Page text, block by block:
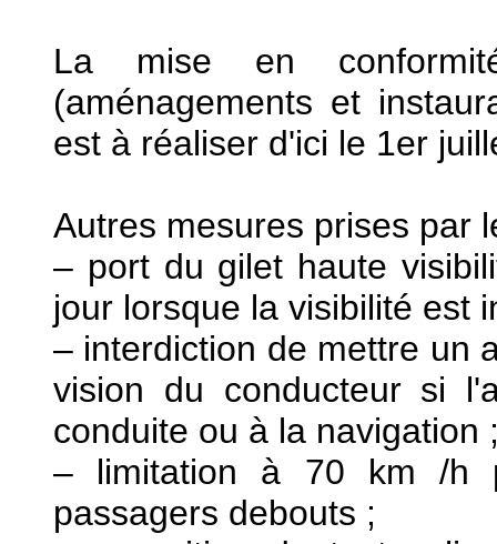
La mise en
(aménagements et
est à réaliser d'ici le 1er
Autres mesures prises par
– port du gilet haute
jour lorsque la visibilité est
– interdiction de mettre un
vision du conducteur si
conduite ou à la navigation
– limitation à 70 km /h
passagers debouts ;